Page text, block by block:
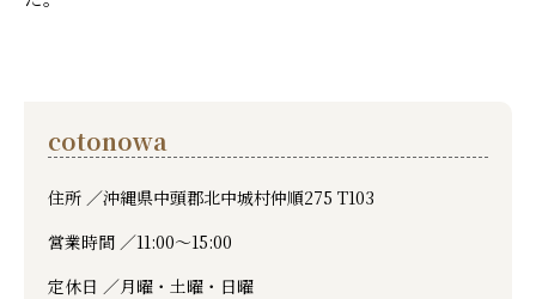
cotonowa
住所 ／沖縄県中頭郡北中城村仲順275 T103
営業時間 ／11:00〜15:00
定休日 ／月曜・土曜・日曜